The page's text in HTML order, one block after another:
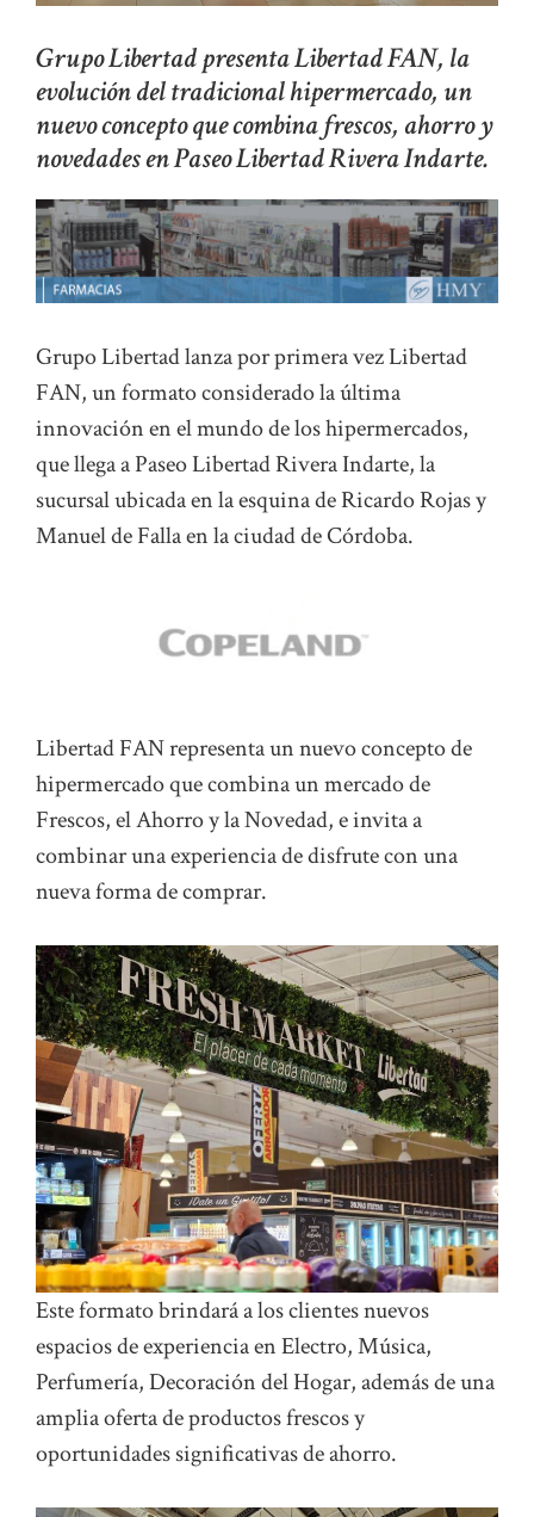
Grupo Libertad presenta Libertad FAN, la
evolución del tradicional hipermercado, un
nuevo concepto que combina frescos, ahorro y
novedades en Paseo Libertad Rivera Indarte.
Grupo Libertad lanza por primera vez Libertad
FAN, un formato considerado la última
innovación en el mundo de los hipermercados,
que llega a Paseo Libertad Rivera Indarte, la
sucursal ubicada en la esquina de Ricardo Rojas y
Manuel de Falla en la ciudad de Córdoba.
Libertad FAN representa un nuevo concepto de
hipermercado que combina un mercado de
Frescos, el Ahorro y la Novedad, e invita a
combinar una experiencia de disfrute con una
nueva forma de comprar.
Este formato brindará a los clientes nuevos
espacios de experiencia en Electro, Música,
Perfumería, Decoración del Hogar, además de una
amplia oferta de productos frescos y
oportunidades significativas de ahorro.